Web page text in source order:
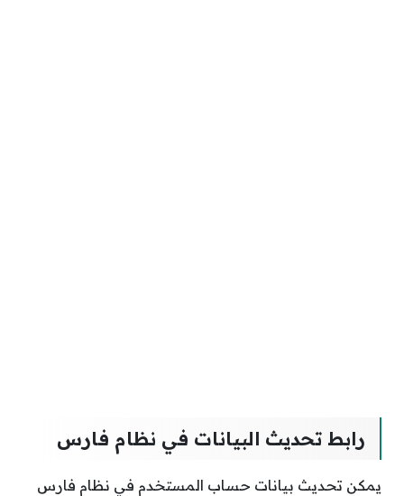
رابط تحديث البيانات في نظام فارس
يمكن تحديث بيانات حساب المستخدم في نظام فارس